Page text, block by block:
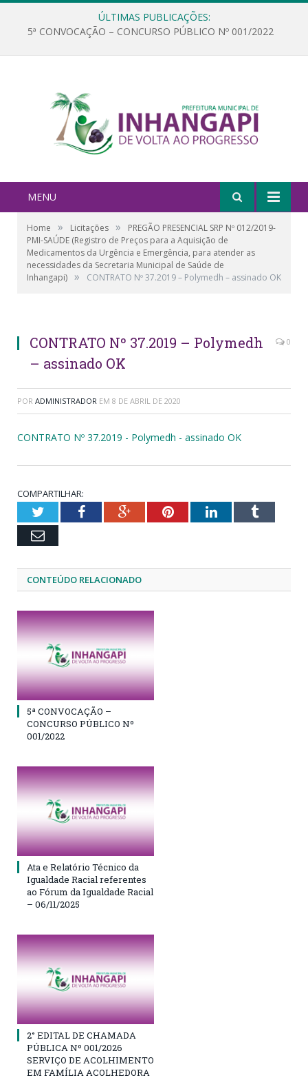
ÚLTIMAS PUBLICAÇÕES:
5ª CONVOCAÇÃO – CONCURSO PÚBLICO Nº 001/2022
MENU
Home » Licitações »
PREGÃO PRESENCIAL SRP Nº 012/2019-
PMI-SAÚDE (Registro de Preços para a Aquisição de
Medicamentos da Urgência e Emergência, para atender as
necessidades da Secretaria Municipal de Saúde de
Inhangapi) » CONTRATO Nº 37.2019 – Polymedh – assinado OK
CONTRATO Nº 37.2019 – Polymedh
– assinado OK
0
POR ADMINISTRADOR EM 8 DE ABRIL DE 2020
CONTRATO Nº 37.2019 - Polymedh - assinado OK
COMPARTILHAR:
TwitterFacebookGoogle+PinterestLinkedInTumblr
Email
CONTEÚDO RELACIONADO
5ª CONVOCAÇÃO –
CONCURSO PÚBLICO Nº
001/2022
Ata e Relatório Técnico da
Igualdade Racial referentes
ao Fórum da Igualdade Racial
– 06/11/2025
2° EDITAL DE CHAMADA
PÚBLICA Nº 001/2026
SERVIÇO DE ACOLHIMENTO
EM FAMÍLIA ACOLHEDORA